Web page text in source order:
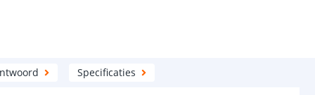
Specificaties